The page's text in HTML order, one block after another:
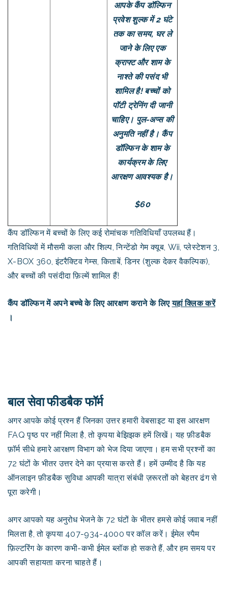
आपके कैंप डॉल्फिन
प्रवेश शुल्क में 2 घंटे
तक का समय, घर ले
जाने के लिए एक
क्राफ्ट और शाम के
नाश्ते की पसंद भी
शामिल है! बच्चों को
पॉटी ट्रेनिंग दी जानी
चाहिए। पुल-अप्स की
अनुमति नहीं है। कैंप
डॉल्फिन के शाम के
कार्यक्रम के लिए
आरक्षण आवश्यक है।
$60
कैंप डॉल्फिन में बच्चों के लिए कई रोमांचक गतिविधियाँ उपलब्ध हैं।
गतिविधियों में मौसमी कला और शिल्प, निन्टेंडो गेम क्यूब, Wii, प्लेस्टेशन 3,
X-BOX 360, इंटरैक्टिव गेम्स, किताबें, डिनर (शुल्क देकर वैकल्पिक),
और बच्चों की पसंदीदा फ़िल्में शामिल हैं!
कैंप डॉल्फिन में अपने बच्चे के लिए आरक्षण कराने के लिएयहां क्लिक करें
।
बाल सेवा फीडबैक फॉर्म
अगर आपके कोई प्रश्न हैं जिनका उत्तर हमारी वेबसाइट या इस आरक्षण
FAQ पृष्ठ पर नहीं मिला है, तो कृपया बेझिझक हमें लिखें। यह फ़ीडबैक
फ़ॉर्म सीधे हमारे आरक्षण विभाग को भेज दिया जाएगा। हम सभी प्रश्नों का
72 घंटों के भीतर उत्तर देने का प्रयास करते हैं। हमें उम्मीद है कि यह
ऑनलाइन फ़ीडबैक सुविधा आपकी यात्रा संबंधी ज़रूरतों को बेहतर ढंग से
पूरा करेगी।
अगर आपको यह अनुरोध भेजने के 72 घंटों के भीतर हमसे कोई जवाब नहीं
मिलता है, तो कृपया 407-934-4000 पर कॉल करें। ईमेल स्पैम
फ़िल्टरिंग के कारण कभी-कभी ईमेल ब्लॉक हो सकते हैं, और हम समय पर
आपकी सहायता करना चाहते हैं।